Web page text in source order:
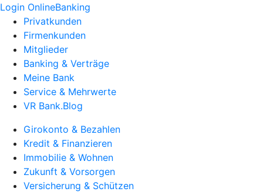
Login OnlineBanking
Privatkunden
Firmenkunden
Mitglieder
Banking & Verträge
Meine Bank
Service & Mehrwerte
VR Bank.Blog
Girokonto & Bezahlen
Kredit & Finanzieren
Immobilie & Wohnen
Zukunft & Vorsorgen
Versicherung & Schützen